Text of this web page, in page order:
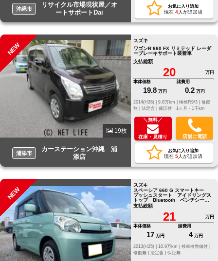
沖縄市
リサイクル市場現状屋／オ
ートサポートDai
お気に入り追加
現在 4人が追加済
NEW
19枚
浦添市
カーステーション沖縄 浦
添店
スズキ
ワゴンR 660 FX リミテッド レーダ
ーブレーキサポート装着車
支払総額
20
万円
本体価格
19.8 万円
諸費用
0.2 万円
修復
無 | 法定含 | 保証付・1ヶ月・1千km
＼無料／
在庫・見積り 店舗に電話
お気に入り追加
現在 5人が追加済
NEW
スズキ
スペーシア 660 G スマートキー
プッシュスタート アイドリングス
トップ Bluetooth ベンチシー
ト
支払総額
21
万円
本体価格
17 万円
諸費用
4 万円
修復無 | 法定含 | 保証無